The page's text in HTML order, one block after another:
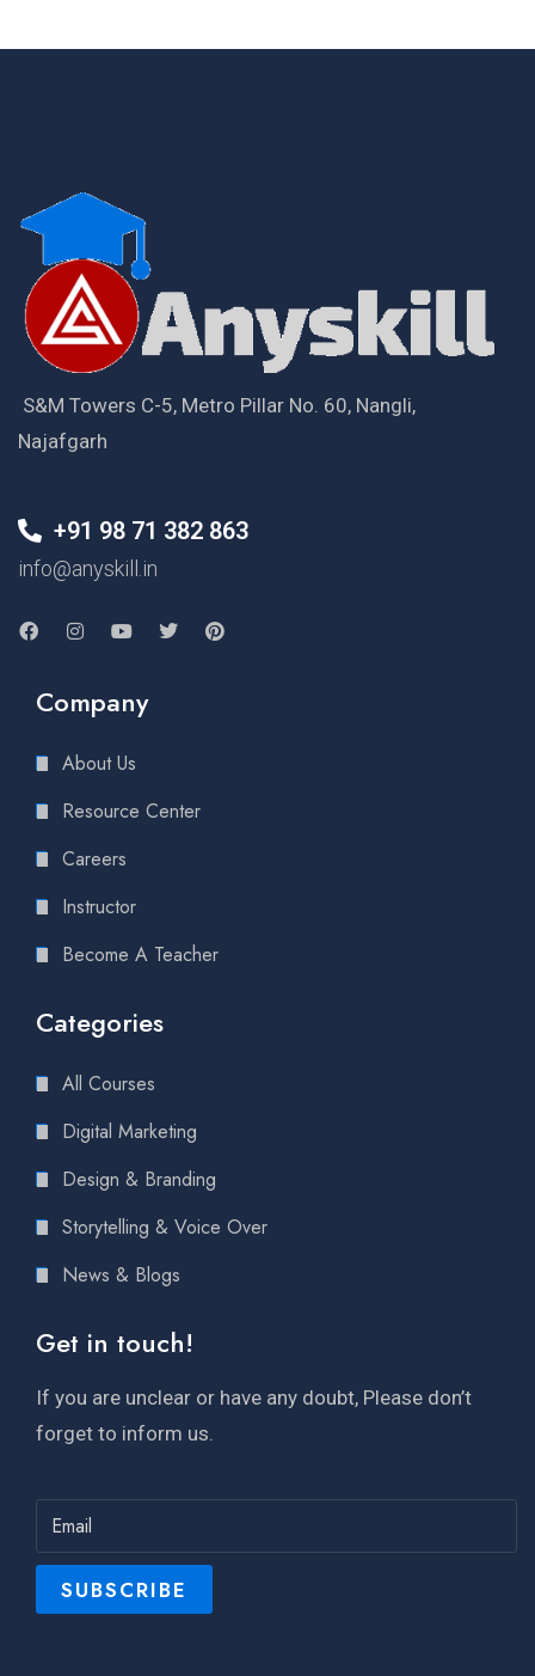
S&M Towers C-5, Metro Pillar No. 60, Nangli,
Najafgarh
+91 98 71 382 863
info@anyskill.in
Company
About Us
Resource Center
Careers
Instructor
Become A Teacher
Categories
All Courses
Digital Marketing
Design & Branding
Storytelling & Voice Over
News & Blogs
Get in touch!
If you are unclear or have any doubt, Please don’t
forget to inform us.